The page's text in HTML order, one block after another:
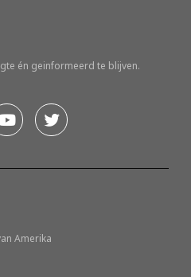
Amerika
én geinformeerd te blijven.